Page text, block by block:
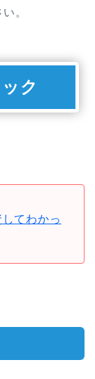
。
ク
てわかっ